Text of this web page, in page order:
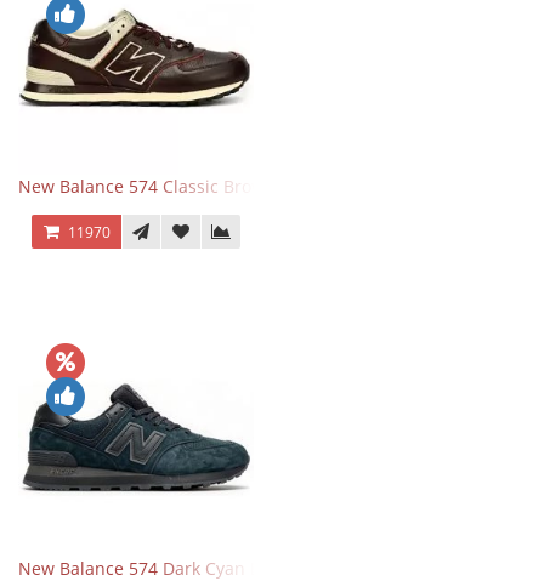
New Balance 574 Classic Brown White
11970
New Balance 574 Dark Cyan Black Suede